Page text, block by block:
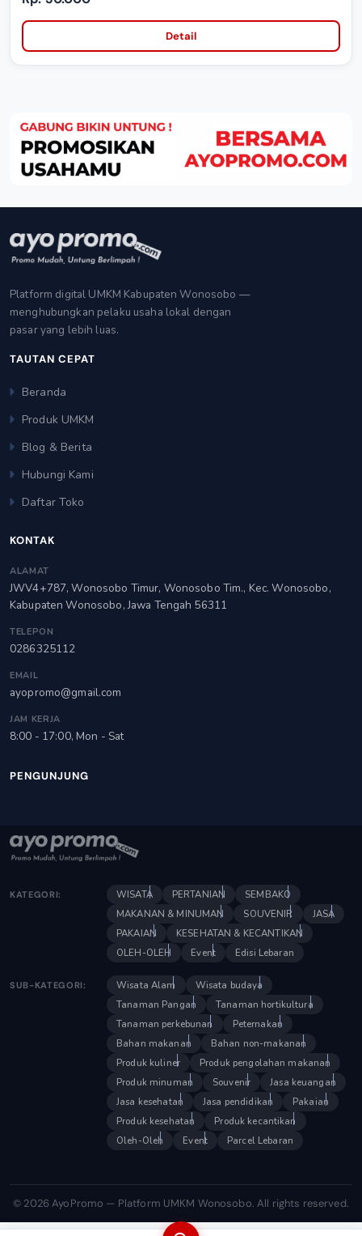
Detail
Platform digital UMKM Kabupaten Wonosobo —
menghubungkan pelaku usaha lokal dengan
pasar yang lebih luas.
TAUTAN CEPAT
Beranda
Produk UMKM
Blog & Berita
Hubungi Kami
Daftar Toko
KONTAK
ALAMAT
JWV4+787, Wonosobo Timur, Wonosobo Tim., Kec. Wonosobo,
Kabupaten Wonosobo, Jawa Tengah 56311
TELEPON
0286325112
EMAIL
ayopromo@gmail.com
JAM KERJA
8:00 - 17:00, Mon - Sat
PENGUNJUNG
KATEGORI: WISATA PERTANIAN
SEMBAKO
MAKANAN & MINUMAN
SOUVENIR
JASA
PAKAIAN
KESEHATAN & KECANTIKAN
OLEH-OLEH
Event Edisi Lebaran
SUB-KATEGORI: Wisata Alam
Wisata budaya
Tanaman Pangan
Tanaman hortikultura
Tanaman perkebunan
Peternakan
Bahan makanan
Bahan non-makanan
Produk kuliner
Produk pengolahan makanan
Produk minuman
Souvenir
Jasa keuangan
Jasa kesehatan
Jasa pendidikan
Pakaian
Produk kesehatan
Produk kecantikan
Oleh-Oleh
Event Parcel Lebaran
© 2026 AyoPromo — Platform UMKM Wonosobo. All rights reserved.